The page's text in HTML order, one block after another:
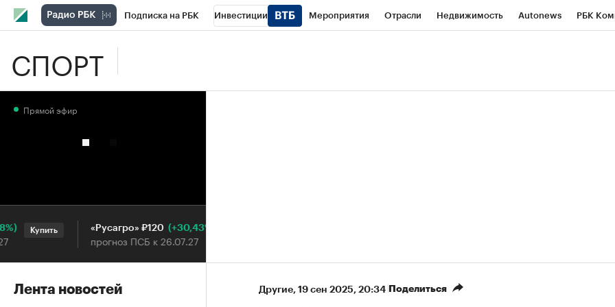
Подписка на РБК Инвестиции Мероприятия Отрасли Недвижимость Autonews РБК
СПОРТ
Другие⁠, 19 сен 2025, 20:34 Поделиться
Прямой эфир
Купить «Русагро» ₽120 (+30,43%)
прогноз ПСБ к 26.07.27
Лента новостей